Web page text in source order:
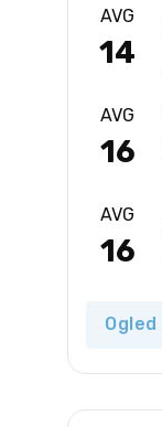
AVG
14
AVG
16
AVG
16